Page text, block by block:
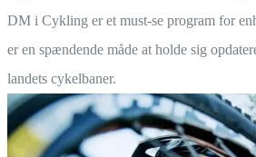
DM i Cykling er et must-se program for
er en spændende måde at holde sig
landets cykelbaner.